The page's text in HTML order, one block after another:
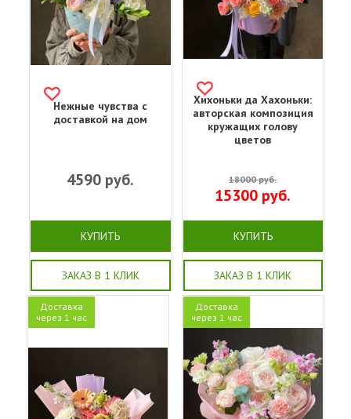
Нежные чувства с
доставкой на дом
4590 руб.
КУПИТЬ
ЗАКАЗ В 1 КЛИК
Хихоньки да Хахоньки:
авторская композиция
кружащих голову
цветов
18000руб.
15300 руб.
КУПИТЬ
ЗАКАЗ В 1 КЛИК
Доставка
через 1 час
Доставка
через 1 час